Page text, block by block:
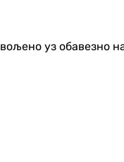
уз